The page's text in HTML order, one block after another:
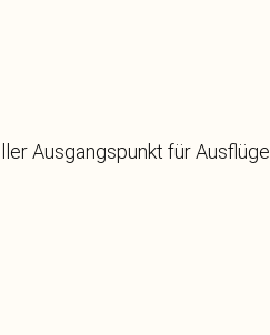
Ausgangspunkt für Ausflüge.